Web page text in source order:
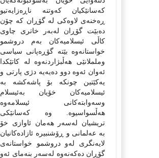
کەسانێکیان کەوتنە ناڕەزایەتیو
ڕەخنەی لاوەکی لە گۆڕان کە چۆن
دەبێت گۆڕان لەبەر خاتری چاوی
کاڵی ئیسلامیەکان بەم دروشمو
خواستانەوە بێتە گۆڕەپانی سیاسی
وململانێی هەڵبژاردنەوە لە کاتێکدا
ئەوان ئەوە دوو دەیەیە دژی پارتی و
یەکێتین چونکە بۆ پاشەکشە بە
ئیسلامیەکان خۆیان بەئیسلام
وسەوابتەکانی ئیسلامەوە
هەڵسواسیوە. وە کەسانێکی
تریشیان لەسەر هەمان ئاوازی خۆ
بە عەلمانی و ڕۆشنبیرە ئازادەکانیان
لایەنگری لەو دروشمو خواستانەی
گۆڕان دەکەنەوە لەسەر بنەمای ئەو